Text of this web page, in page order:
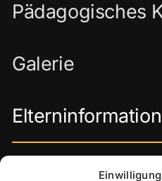
Pädagogisches
Galerie